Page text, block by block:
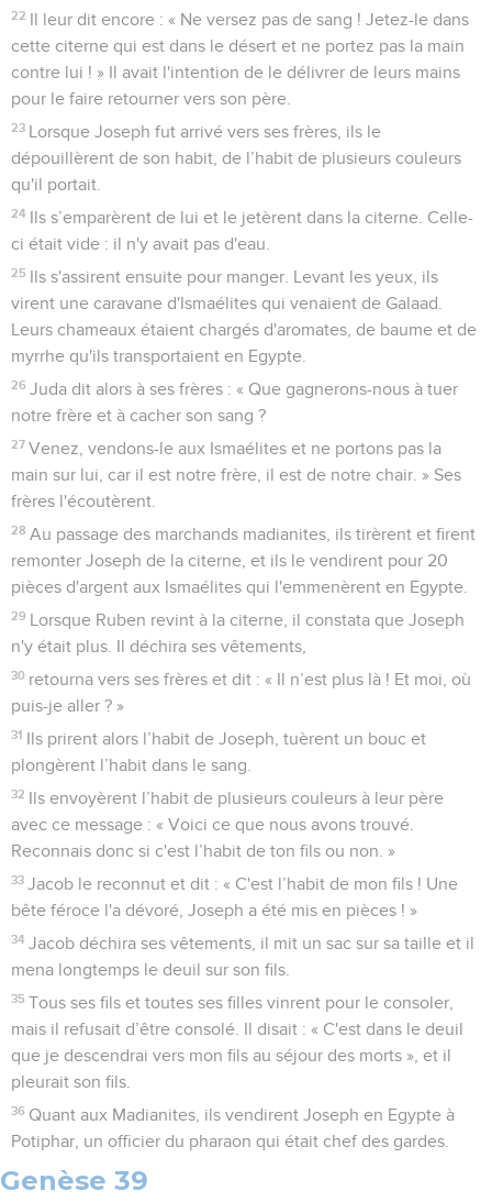
22
Il leur dit encore : « Ne versez pas de sang ! Jetez-le dans
cette citerne qui est dans le désert et ne portez pas la main
contre lui ! » Il avait l'intention de le délivrer de leurs mains
pour le faire retourner vers son père.
23
Lorsque Joseph fut arrivé vers ses frères, ils le
dépouillèrent de son habit, de l’habit de plusieurs couleurs
qu'il portait.
24
Ils s’emparèrent de lui et le jetèrent dans la citerne. Celle-
ci était vide : il n'y avait pas d'eau.
25
Ils s'assirent ensuite pour manger. Levant les yeux, ils
virent une caravane d'Ismaélites qui venaient de Galaad.
Leurs chameaux étaient chargés d'aromates, de baume et de
myrrhe qu'ils transportaient en Egypte.
26 Juda dit alors à ses frères : « Que gagnerons-nous à tuer
notre frère et à cacher son sang ?
27 Venez, vendons-le aux Ismaélites et ne portons pas la
main sur lui, car il est notre frère, il est de notre chair. » Ses
frères l'écoutèrent.
28 Au passage des marchands madianites, ils tirèrent et firent
remonter Joseph de la citerne, et ils le vendirent pour 20
pièces d'argent aux Ismaélites qui l'emmenèrent en Egypte.
29
Lorsque Ruben revint à la citerne, il constata que Joseph
n'y était plus. Il déchira ses vêtements,
30 retourna vers ses frères et dit : « Il n’est plus là ! Et moi, où
puis-je aller ? »
31
Ils prirent alors l’habit de Joseph, tuèrent un bouc et
plongèrent l’habit dans le sang.
32
Ils envoyèrent l’habit de plusieurs couleurs à leur père
avec ce message : « Voici ce que nous avons trouvé.
Reconnais donc si c'est l’habit de ton fils ou non. »
33 Jacob le reconnut et dit : « C'est l’habit de mon fils ! Une
bête féroce l'a dévoré, Joseph a été mis en pièces ! »
34 Jacob déchira ses vêtements, il mit un sac sur sa taille et il
mena longtemps le deuil sur son fils.
35 Tous ses fils et toutes ses filles vinrent pour le consoler,
mais il refusait d’être consolé. Il disait : « C'est dans le deuil
que je descendrai vers mon fils au séjour des morts », et il
pleurait son fils.
36 Quant aux Madianites, ils vendirent Joseph en Egypte à
Potiphar, un officier du pharaon qui était chef des gardes.
Genèse 39